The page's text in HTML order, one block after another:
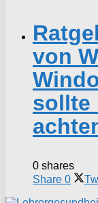
von
sollte
0 shares
Share 0